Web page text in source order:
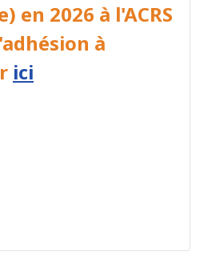
en 2026 à l'ACRS
à
ici